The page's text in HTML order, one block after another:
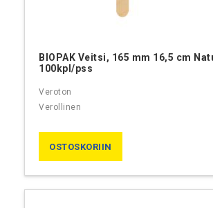
BIOPAK Veitsi, 165 mm 16,5 cm
100kpl/pss
OSTOSKORIIN